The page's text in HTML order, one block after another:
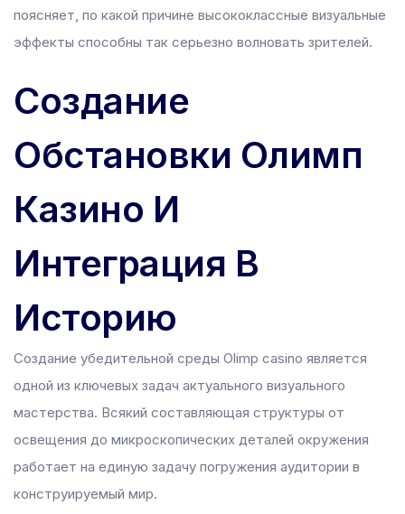
поясняет, по какой причине высококлассные визуальные
эффекты способны так серьезно волновать зрителей.
Создание
Обстановки Олимп
Казино И
Интеграция В
Историю
Создание убедительной среды Olimp casino является
одной из ключевых задач актуального визуального
мастерства. Всякий составляющая структуры от
освещения до микроскопических деталей окружения
работает на единую задачу погружения аудитории в
конструируемый мир.